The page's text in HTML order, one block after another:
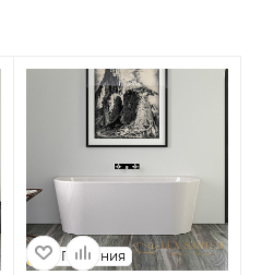
Германия